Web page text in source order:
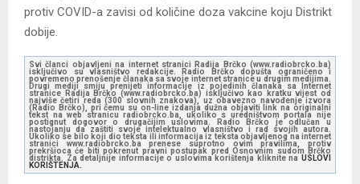
protiv COVID-a zavisi od količine doza vakcine koju Distrikt
dobije.
Svi članci objavljeni na internet stranici Radija Brčko (www.radiobrcko.ba)
isključivo su vlasništvo redakcije. Radio Brčko dopušta ograničeno i
povremeno prenošenje članaka sa svoje internet stranice u drugim medijima.
Drugi mediji smiju prenijeti informacije iz pojedinih članaka sa Internet
stranice Radija Brčko (www.radiobrcko.ba) isključivo kao kratku vijest od
najviše četiri reda (300 slovnih znakova), uz obavezno navođenje izvora
(Radio Brčko), pri čemu su on-line izdanja dužna objaviti link na originalni
tekst na web stranicu radiobrcko.ba, ukoliko s uredništvom portala nije
postignut dogovor o drugačijim uslovima. Radio Brčko je odlučan u
nastojanju da zaštiti svoje intelektualno vlasništvo i rad svojih autora.
Ukoliko se bilo koji dio teksta ili informacija iz teksta objavljenog na internet
stranici www.radiobrcko.ba prenese suprotno ovim pravilima, protiv
prekršioca će biti pokrenut pravni postupak pred Osnovnim sudom Brčko
distrikta. Za detaljnije informacije o uslovima korištenja kliknite na USLOVI
KORIŠTENJA.